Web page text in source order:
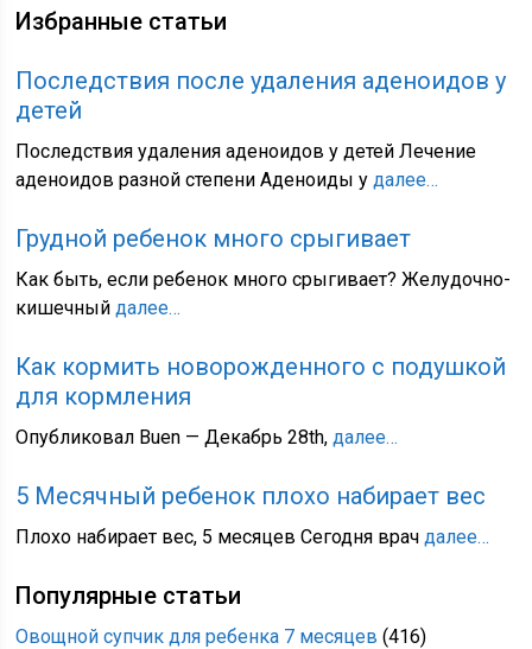
Избранные статьи
Последствия после удаления аденоидов у
детей
Последствия удаления аденоидов у детей Лечение
аденоидов разной степени Аденоиды удалее…
Грудной ребенок много срыгивает
Как быть, если ребенок много срыгивает? Желудочно-
кишечныйдалее…
Как кормить новорожденного с подушкой
для кормления
Опубликовал Buen — Декабрь 28th,далее…
5 Месячный ребенок плохо набирает вес
Плохо набирает вес, 5 месяцев Сегодня врачдалее…
Популярные статьи
Овощной супчик для ребенка 7 месяцев (416)